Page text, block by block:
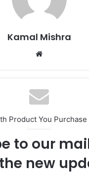
Kamal Mishra
Website
Product You Purchase
to our
new